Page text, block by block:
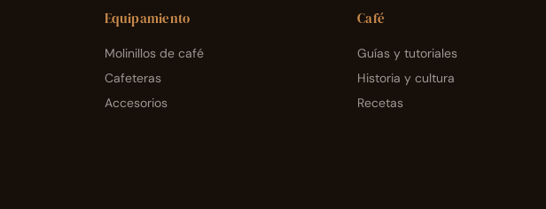
Equipamiento
Molinillos de café
Cafeteras
Accesorios
Café
Guías y tutoriales
Historia y cultura
Recetas